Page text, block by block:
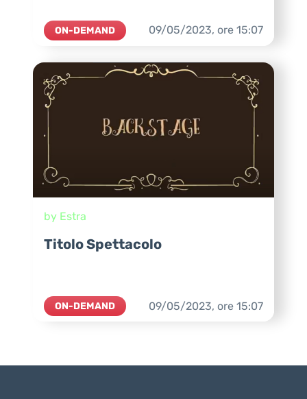
ON-DEMAND 09/05/2023, ore 15:07
by Estra
Titolo Spettacolo
ON-DEMAND 09/05/2023, ore 15:07